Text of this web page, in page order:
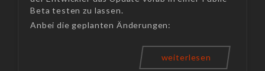
Beta testen zu lassen.
Anbei die geplanten Änderungen:
weiterlesen